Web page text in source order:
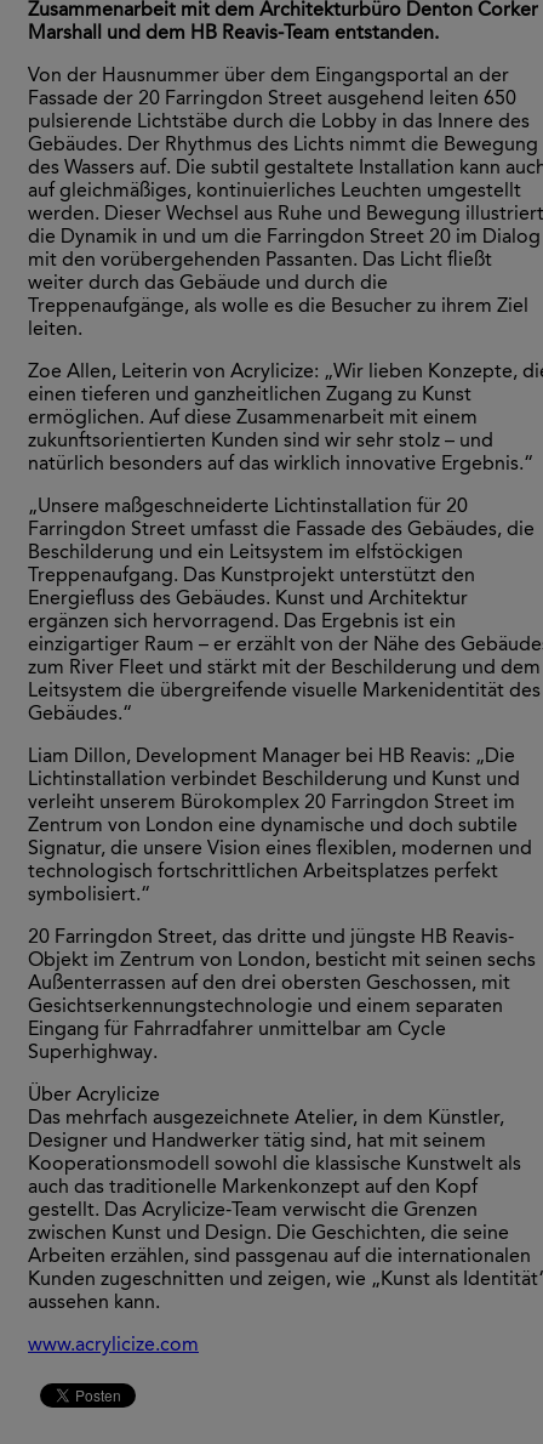
Zusammenarbeit mit dem Architekturbüro Denton Corker
Marshall und dem HB Reavis-Team entstanden.
Von der Hausnummer über dem Eingangsportal an der
Fassade der 20 Farringdon Street ausgehend leiten 650
pulsierende Lichtstäbe durch die Lobby in das Innere des
Gebäudes. Der Rhythmus des Lichts nimmt die Bewegung
des Wassers auf. Die subtil gestaltete Installation kann
auf gleichmäßiges, kontinuierliches Leuchten umgestellt
werden. Dieser Wechsel aus Ruhe und Bewegung illustriert
die Dynamik in und um die Farringdon Street 20 im Dialog
mit den vorübergehenden Passanten. Das Licht fließt
weiter durch das Gebäude und durch die
Treppenaufgänge, als wolle es die Besucher zu ihrem Ziel
leiten.
Zoe Allen, Leiterin von Acrylicize: „Wir lieben Konzepte,
einen tieferen und ganzheitlichen Zugang zu Kunst
ermöglichen. Auf diese Zusammenarbeit mit einem
zukunftsorientierten Kunden sind wir sehr stolz – und
natürlich besonders auf das wirklich innovative Ergebnis.“
„Unsere maßgeschneiderte Lichtinstallation für 20
Farringdon Street umfasst die Fassade des Gebäudes, die
Beschilderung und ein Leitsystem im elfstöckigen
Treppenaufgang. Das Kunstprojekt unterstützt den
Energiefluss des Gebäudes. Kunst und Architektur
ergänzen sich hervorragend. Das Ergebnis ist ein
einzigartiger Raum – er erzählt von der Nähe des
zum River Fleet und stärkt mit der Beschilderung und dem
Leitsystem die übergreifende visuelle Markenidentität des
Gebäudes.“
Liam Dillon, Development Manager bei HB Reavis: „Die
Lichtinstallation verbindet Beschilderung und Kunst und
verleiht unserem Bürokomplex 20 Farringdon Street im
Zentrum von London eine dynamische und doch subtile
Signatur, die unsere Vision eines flexiblen, modernen und
technologisch fortschrittlichen Arbeitsplatzes perfekt
symbolisiert.“
20 Farringdon Street, das dritte und jüngste HB Reavis-
Objekt im Zentrum von London, besticht mit seinen sechs
Außenterrassen auf den drei obersten Geschossen, mit
Gesichtserkennungstechnologie und einem separaten
Eingang für Fahrradfahrer unmittelbar am Cycle
Superhighway.
Über Acrylicize
Das mehrfach ausgezeichnete Atelier, in dem Künstler,
Designer und Handwerker tätig sind, hat mit seinem
Kooperationsmodell sowohl die klassische Kunstwelt als
auch das traditionelle Markenkonzept auf den Kopf
gestellt. Das Acrylicize-Team verwischt die Grenzen
zwischen Kunst und Design. Die Geschichten, die seine
Arbeiten erzählen, sind passgenau auf die internationalen
Kunden zugeschnitten und zeigen, wie „Kunst als
aussehen kann.
www.acrylicize.com